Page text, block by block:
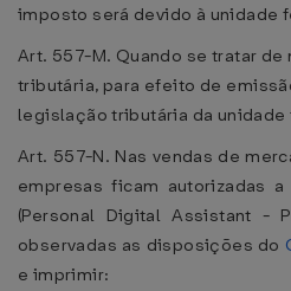
imposto será devido à unidade
Art. 557-M. Quando se tratar
tributária, para efeito de
legislação tributária da
Art. 557-N. Nas vendas de
empresas ficam autorizadas
(Personal Digital Assistant -
observadas as disposições do
e imprimir: